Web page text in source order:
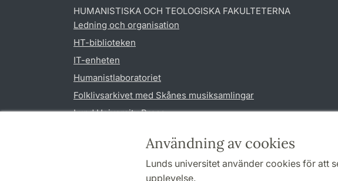
Användning av cookies
Lunds universitet använder cookies för att
upplevelse.
HUMANISTISKA OCH TEOLOGISKA FAKULTETERNA
Ledning och organisation
HT-biblioteken
IT-enheten
Humanistlaboratoriet
Folklivsarkivet med Skånes musiksamlingar
Lund University Press